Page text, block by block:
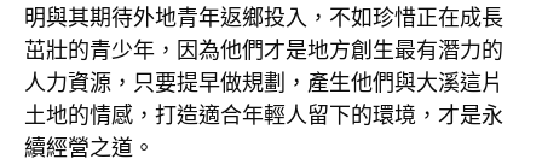
明與其期待外地青年返鄉投入，不如珍惜正在成長
茁壯的青少年，因為他們才是地方創生最有潛力的
人力資源，只要提早做規劃，產生他們與大溪這片
土地的情感，打造適合年輕人留下的環境，才是永
續經營之道。